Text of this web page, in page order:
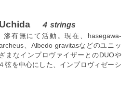
４ strings
有無にて活動。現在、hasegawa-
、Albedo gravitasなどのユニッ
まなインプロヴァイザーとのDUOや
弦を中心にした、インプロヴィゼーシ